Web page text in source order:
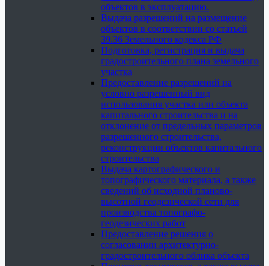
объектов в эксплуатацию.
Выдача разрешений на размещение
объектов в соответствии со статьей
39.36 Земельного кодекса РФ
Подготовка, регистрация и выдача
градостроительного плана земельного
участка
Предоставление разрешений на
условно разрешенный вид
использования участка или объекта
капитального строительства и на
отклонение от предельных параметров
разрешенного строительства,
реконструкции объектов капитального
строительства
Выдача картографического и
топографического материала, а также
сведений об исходной планово-
высотной геодезической сети для
производства топографо-
геодезических работ
Предоставление решения о
согласовании архитектурно-
градостроительного облика объекта